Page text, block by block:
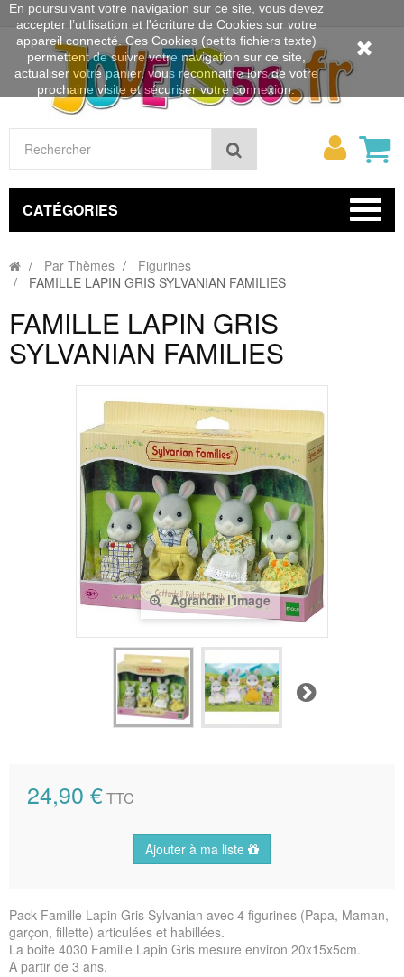
Rechercher
Mon
CATÉGORIES
Par Thèmes
Figurines
FAMILLE LAPIN GRIS SYLVANIAN FAMILIES
FAMILLE LAPIN GRIS
SYLVANIAN FAMILIES
Agrandir l'image
Suivant
24,90 €TTC
Ajouter à ma liste
Pack Famille Lapin Gris Sylvanian avec 4 figurines (Papa, Maman,
garçon, fillette) articulées et habillées.
La boite 4030 Famille Lapin Gris mesure environ 20x15x5cm.
A partir de 3 ans.
En poursuivant votre navigation sur ce site, vous devez
accepter l’utilisation et l'écriture de Cookies sur votre
appareil connecté. Ces Cookies (petits fichiers texte)
permettent de suivre votre navigation sur ce site,
actualiser votre panier, vous reconnaitre lors de votre
prochaine visite et sécuriser votre connexion.